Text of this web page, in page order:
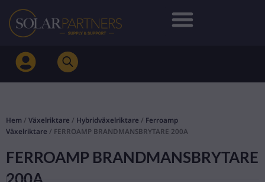
Hoppa
innehåll
Hem / Växelriktare / Hybridväxelriktare / Ferroamp
Växelriktare / FERROAMP BRANDMANSBRYTARE 200A
FERROAMP BRANDMANSBRYTARE